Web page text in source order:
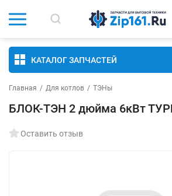
КАТАЛОГ ЗАПЧАСТЕЙ
Главная / Для котлов / ТЭНы
БЛОК-ТЭН 2 дюйма 6кВт
Оставить отзыв